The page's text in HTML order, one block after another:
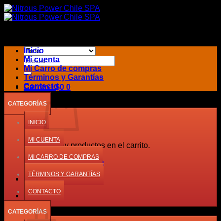
Saltar
al
Buscar
por:
Carrito /$0 0
No hay productos en el carrito.
Volver a la tienda
0
Inicio
Mi cuenta
Mi Carro de compras
Términos y Garantías
Contacto
CATEGORÍAS
INICIO
MI CUENTA
MI CARRO DE COMPRAS
TÉRMINOS Y GARANTÍAS
CONTACTO
CATEGORÍAS